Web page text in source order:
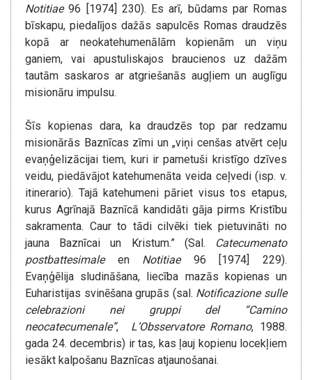
Notitiae96 [1974] 230). Es arī, būdams par Romas
bīskapu, piedalījos dažās sapulcēs Romas draudzēs
kopā ar neokatehumenālām kopienām un viņu
ganiem, vai apustuliskajos braucienos uz dažām
tautām saskaros ar atgriešanās augļiem un auglīgu
misionāru impulsu.
Šīs kopienas dara, ka draudzēs top par redzamu
misionārās Baznīcas zīmi un „viņi cenšas atvērt ceļu
evaņģelizācijai tiem, kuri ir pametuši kristīgo dzīves
veidu, piedāvājot katehumenāta veida ceļvedi (isp. v.
itinerario). Tajā katehumeni pāriet visus tos etapus,
kurus Agrīnajā Baznīcā kandidāti gāja pirms Kristību
sakramenta. Caur to tādi cilvēki tiek pietuvināti no
jauna Baznīcai un Kristum.” (Sal.
Catecumenato
postbattesimaleen Notitiae96 [1974] 229).
Evaņģēlija sludināšana, liecība mazās kopienas un
Euharistijas svinēšana grupās (sal. Notificazione sulle
celebrazioni nei gruppi del “Camino
neocatecumenale”, L’Obsservatore Romano, 1988.
gada 24. decembris) ir tas, kas ļauj kopienu locekļiem
iesākt kalpošanu Baznīcas atjaunošanai.